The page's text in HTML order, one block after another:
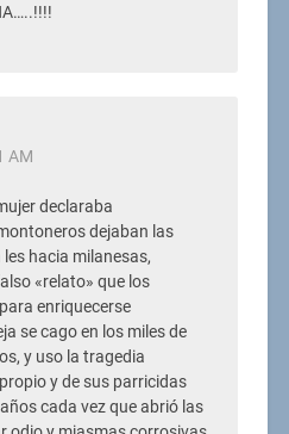
AM
declaraba
dejaban las
hacia milanesas,
«relato» que los
enriquecerse
se cago en los miles de
y uso la tragedia
y de sus parricidas
cada vez que abrió las